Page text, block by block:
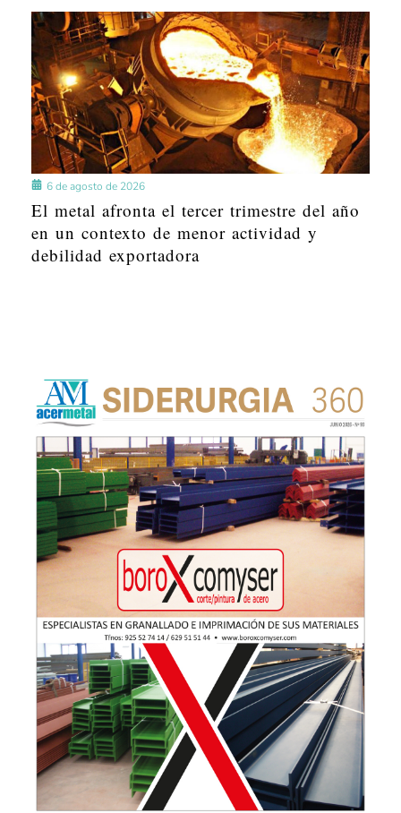
6 de agosto de 2026
El metal afronta el tercer trimestre del año
en un contexto de menor actividad y
debilidad exportadora